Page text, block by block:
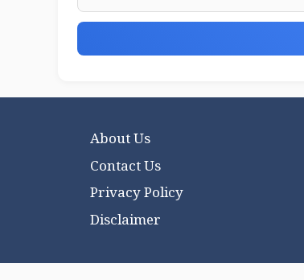
About Us
Contact Us
Privacy Policy
Disclaimer